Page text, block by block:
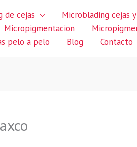
de cejas Microblading cejas
Micropigmentacion
pelo a pelo Blog Contacto